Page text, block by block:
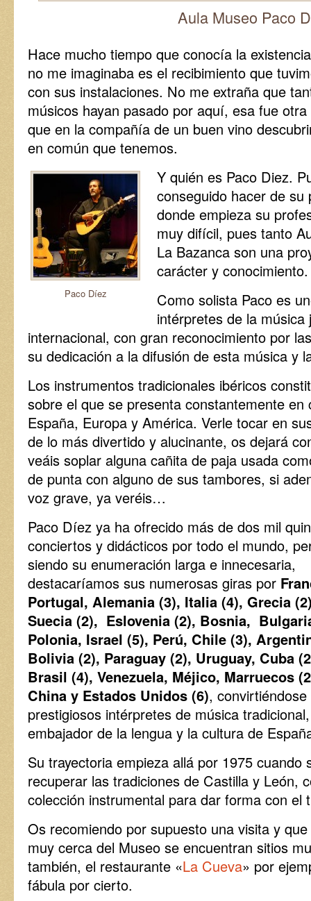
Aula Museo Paco
Hace mucho tiempo que conocía la
no me imaginaba es el recibimiento que
con sus instalaciones. No me extraña que
músicos hayan pasado por aquí, esa fue
que en la compañía de un buen vino
en común que tenemos.
Paco Díez
Y quién es Paco Diez.
conseguido hacer de
donde empieza su
muy difícil, pues tanto
La Bazanca son una
carácter y conocimiento.
Como solista Paco es
intérpretes de la
internacional, con gran reconocimiento por
su dedicación a la difusión de esta música y
Los instrumentos tradicionales ibéricos
sobre el que se presenta constantemente en
España, Europa y América. Verle tocar en
de lo más divertido y alucinante, os dejará
veáis soplar alguna cañita de paja usada
de punta con alguno de sus tambores, si
voz grave, ya veréis…
Paco Díez ya ha ofrecido más de dos mil
conciertos y didácticos por todo el mundo,
siendo su enumeración larga e innecesaria,
destacaríamos sus numerosas giras por
Portugal, Alemania (3), Italia (4), Grecia
Suecia (2), Eslovenia (2), Bosnia,
Polonia, Israel (5), Perú, Chile (3),
Bolivia (2), Paraguay (2), Uruguay, Cuba
Brasil (4), Venezuela, Méjico, Marruecos
China y Estados Unidos (6),
prestigiosos intérpretes de música
embajador de la lengua y la cultura de
Su trayectoria empieza allá por 1975 cuando
recuperar las tradiciones de Castilla y León,
colección instrumental para dar forma con el
Os recomiendo por supuesto una visita y
muy cerca del Museo se encuentran sitios
también, el restaurante «La Cueva» por
fábula por cierto.